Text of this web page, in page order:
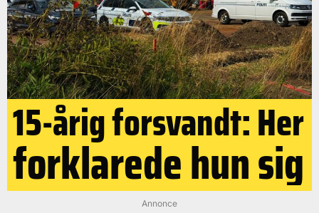
15-årig forsvandt: Her
forklarede hun sig
Annonce